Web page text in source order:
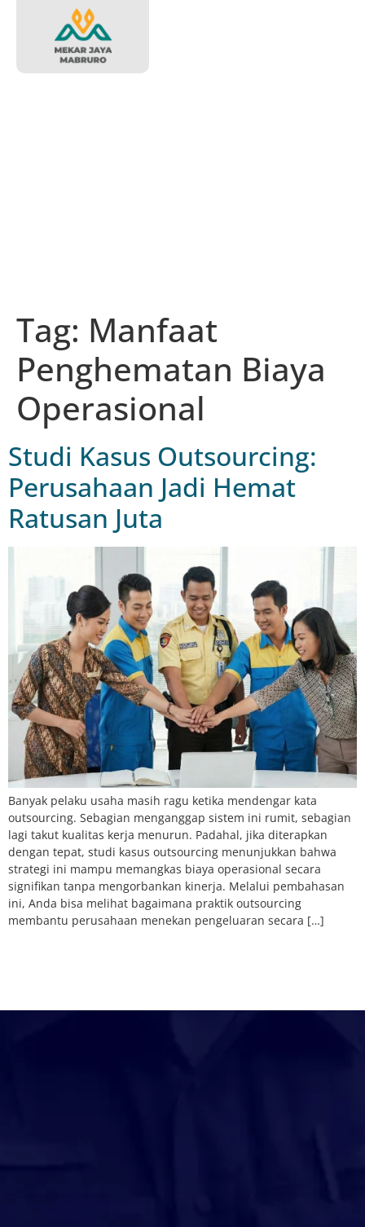
Tag: Manfaat
Penghematan Biaya
Operasional
Studi Kasus Outsourcing:
Perusahaan Jadi Hemat
Ratusan Juta
Banyak pelaku usaha masih ragu ketika mendengar kata
outsourcing. Sebagian menganggap sistem ini rumit, sebagian
lagi takut kualitas kerja menurun. Padahal, jika diterapkan
dengan tepat, studi kasus outsourcing menunjukkan bahwa
strategi ini mampu memangkas biaya operasional secara
signifikan tanpa mengorbankan kinerja. Melalui pembahasan
ini, Anda bisa melihat bagaimana praktik outsourcing
membantu perusahaan menekan pengeluaran secara […]